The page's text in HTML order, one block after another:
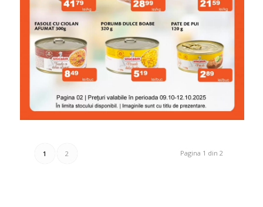
Pagina 1 din 2
1 2